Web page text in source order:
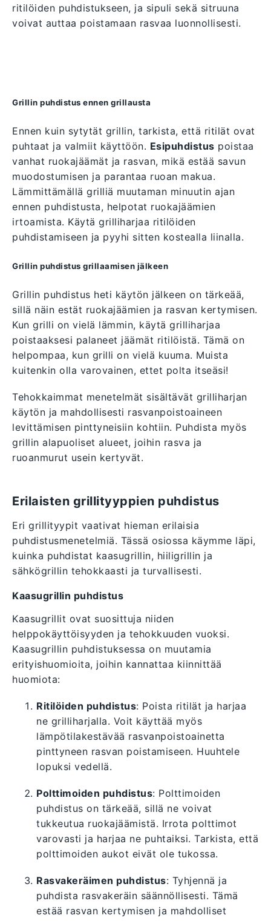
ritilöiden puhdistukseen, ja sipuli sekä sitruuna
voivat auttaa poistamaan rasvaa luonnollisesti.
Grillin puhdistus ennen grillausta
Ennen kuin sytytät grillin, tarkista, että ritilät ovat
puhtaat ja valmiit käyttöön. Esipuhdistus poistaa
vanhat ruokajäämät ja rasvan, mikä estää savun
muodostumisen ja parantaa ruoan makua.
Lämmittämällä grilliä muutaman minuutin ajan
ennen puhdistusta, helpotat ruokajäämien
irtoamista. Käytä grilliharjaa ritilöiden
puhdistamiseen ja pyyhi sitten kostealla liinalla.
Grillin puhdistus grillaamisen jälkeen
Grillin puhdistus heti käytön jälkeen on tärkeää,
sillä näin estät ruokajäämien ja rasvan kertymisen.
Kun grilli on vielä lämmin, käytä grilliharjaa
poistaaksesi palaneet jäämät ritilöistä. Tämä on
helpompaa, kun grilli on vielä kuuma. Muista
kuitenkin olla varovainen, ettet polta itseäsi!
Tehokkaimmat menetelmät sisältävät grilliharjan
käytön ja mahdollisesti rasvanpoistoaineen
levittämisen pinttyneisiin kohtiin. Puhdista myös
grillin alapuoliset alueet, joihin rasva ja
ruoanmurut usein kertyvät.
Erilaisten grillityyppien puhdistus
Eri grillityypit vaativat hieman erilaisia
puhdistusmenetelmiä. Tässä osiossa käymme läpi,
kuinka puhdistat kaasugrillin, hiiligrillin ja
sähkögrillin tehokkaasti ja turvallisesti.
Kaasugrillin puhdistus
Kaasugrillit ovat suosittuja niiden
helppokäyttöisyyden ja tehokkuuden vuoksi.
Kaasugrillin puhdistuksessa on muutamia
erityishuomioita, joihin kannattaa kiinnittää
huomiota:
Ritilöiden puhdistus: Poista ritilät ja harjaa
ne grilliharjalla. Voit käyttää myös
lämpötilakestävää rasvanpoistoainetta
pinttyneen rasvan poistamiseen. Huuhtele
lopuksi vedellä.
Polttimoiden puhdistus: Polttimoiden
puhdistus on tärkeää, sillä ne voivat
tukkeutua ruokajäämistä. Irrota polttimot
varovasti ja harjaa ne puhtaiksi. Tarkista, että
polttimoiden aukot eivät ole tukossa.
Rasvakeräimen puhdistus: Tyhjennä ja
puhdista rasvakeräin säännöllisesti. Tämä
estää rasvan kertymisen ja mahdolliset